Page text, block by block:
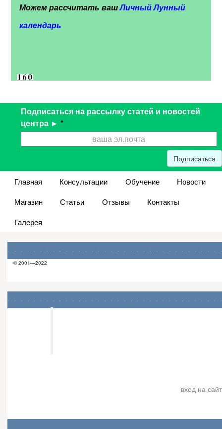
Можем рассчитать вашЛичный Лунный
календарь
Подписаться на рассылку статей и новостей
центра ► *
Подписаться
Главная Консультации Обучение
Новости
Магазин
Статьи Отзывы
Контакты
Галерея
© 2001—2022
вход на сайт